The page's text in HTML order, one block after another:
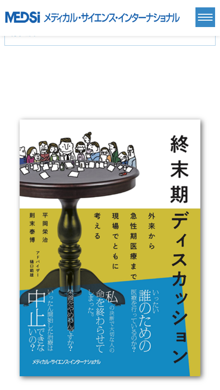
基礎医学(93)
基礎医学関連科学(80)
自然科学(25)
医療技術(16)
薬学(7)
保健・体育(1)
衛生・公衆衛生学(14)
医学一般(91) マルチメディア(0)